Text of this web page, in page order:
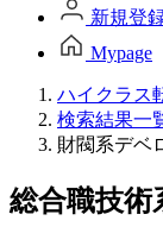
新規登
Mypage
ハイクラス
検索結果一
財閥系デベ
総合職技術